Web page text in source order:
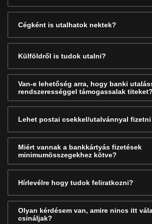
Cégként is utalhatok nektek?
Külföldről is tudok utalni?
Van-e lehetőség arra, hogy banki
rendszerességgel támogassalak titeket?
Lehet postai csekkel/utalvánnyal
Miért vannak a bankkártyás fizetések
minimumösszegekhez kötve?
Hírlevélre hogy tudok feliratkozni?
Olyan kérdésem van, amire nincs itt
csináljak?